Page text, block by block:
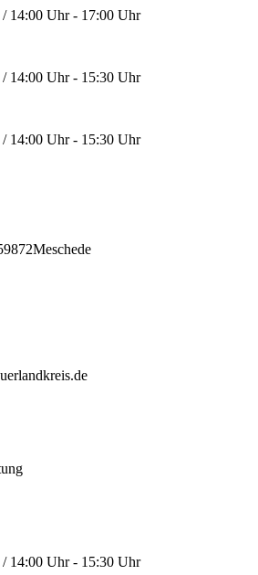
14:00 Uhr - 17:00 Uhr
14:00 Uhr - 15:30 Uhr
14:00 Uhr - 15:30 Uhr
Meschede
14:00 Uhr - 15:30 Uhr